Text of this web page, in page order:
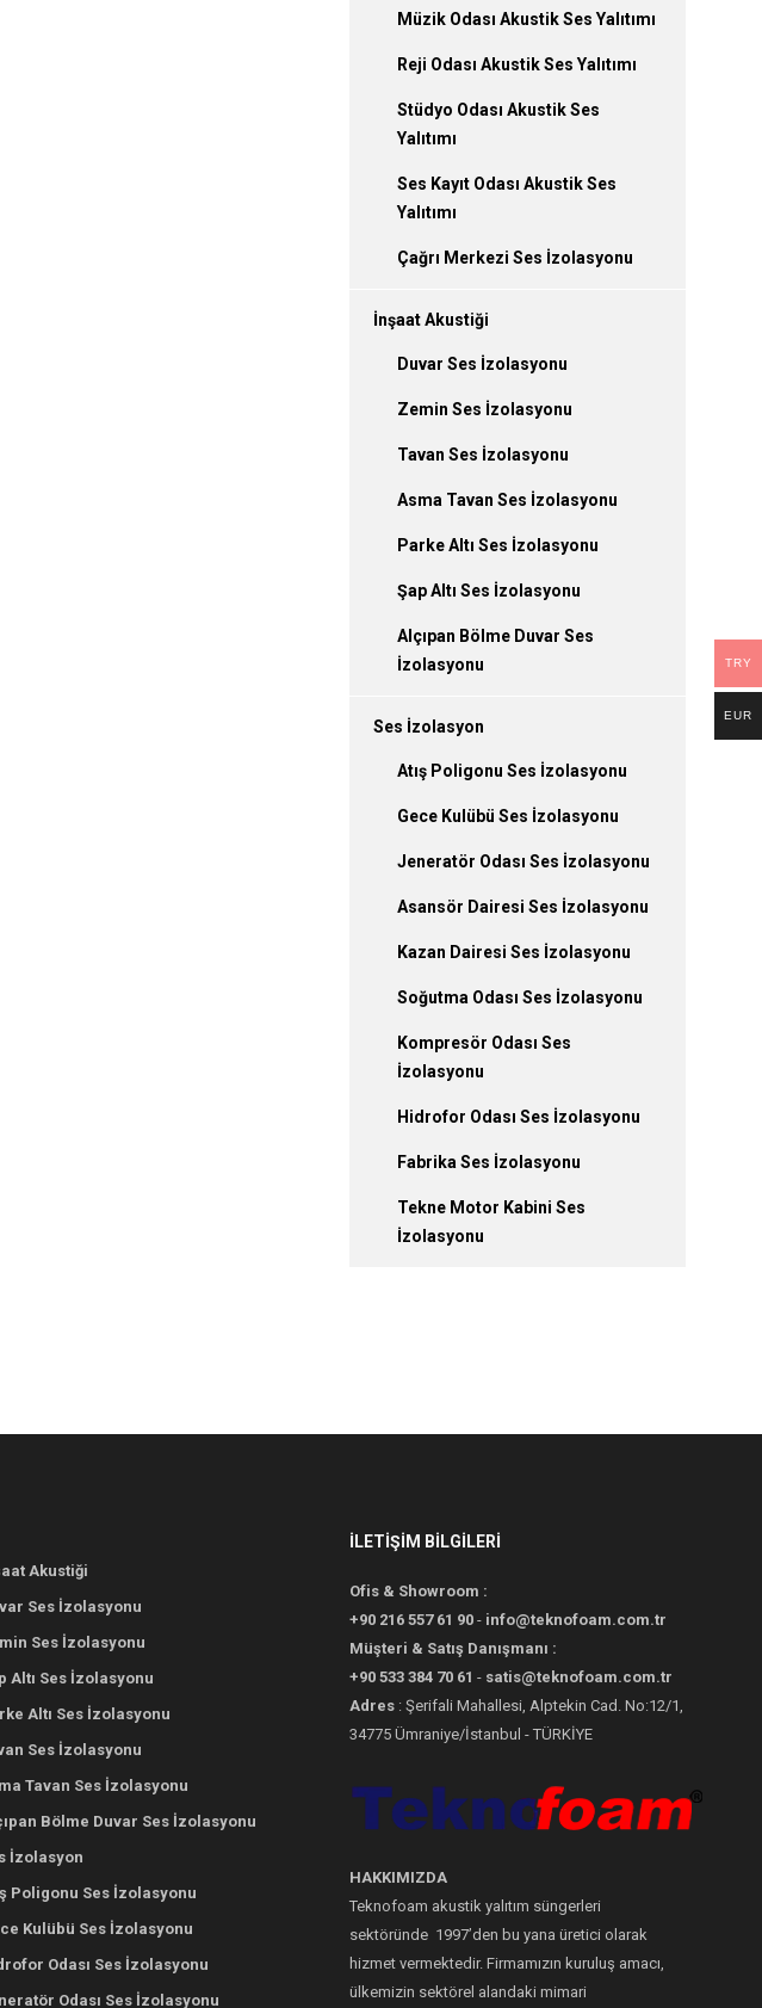
Müzik Odası Akustik Ses Yalıtımı
Reji Odası Akustik Ses Yalıtımı
Stüdyo Odası Akustik Ses
Yalıtımı
Ses Kayıt Odası Akustik Ses
Yalıtımı
Çağrı Merkezi Ses İzolasyonu
İnşaat Akustiği
Duvar Ses İzolasyonu
Zemin Ses İzolasyonu
Tavan Ses İzolasyonu
Asma Tavan Ses İzolasyonu
Parke Altı Ses İzolasyonu
Şap Altı Ses İzolasyonu
Alçıpan Bölme Duvar Ses
İzolasyonu
Ses İzolasyon
Atış Poligonu Ses İzolasyonu
Gece Kulübü Ses İzolasyonu
Jeneratör Odası Ses İzolasyonu
Asansör Dairesi Ses İzolasyonu
Kazan Dairesi Ses İzolasyonu
Soğutma Odası Ses İzolasyonu
Kompresör Odası Ses
İzolasyonu
Hidrofor Odası Ses İzolasyonu
Fabrika Ses İzolasyonu
Tekne Motor Kabini Ses
İzolasyonu
Akustiği
Ses İzolasyonu
Ses İzolasyonu
Altı Ses İzolasyonu
Altı Ses İzolasyonu
Ses İzolasyonu
Tavan Ses İzolasyonu
Bölme Duvar Ses İzolasyonu
İzolasyon
Poligonu Ses İzolasyonu
Kulübü Ses İzolasyonu
Odası Ses İzolasyonu
Odası Ses İzolasyonu
İLETİŞİM BİLGİLERİ
Ofis & Showroom :
+90 216 557 61 90 - info@teknofoam.com.tr
Müşteri & Satış Danışmanı :
+90 533 384 70 61 - satis@teknofoam.com.tr
Adres : Şerifali Mahallesi, Alptekin Cad. No:12/1,
34775 Ümraniye/İstanbul - TÜRKİYE
HAKKIMIZDA
Teknofoam akustik yalıtım süngerleri
sektöründe 1997’den bu yana üretici olarak
hizmet vermektedir. Firmamızın kuruluş amacı,
ülkemizin sektörel alandaki mimari
TRY
EUR